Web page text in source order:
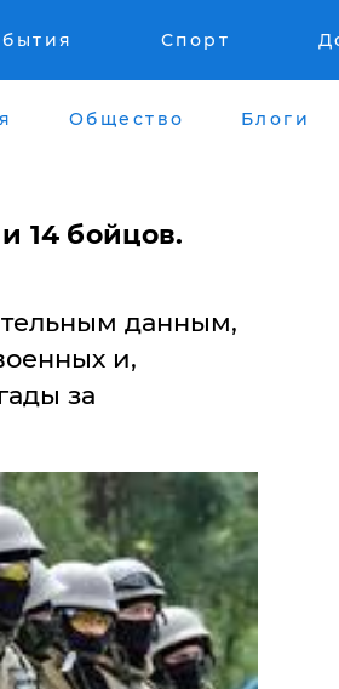
Спорт
Общество Блоги
14 бойцов.
данным,
и,
за